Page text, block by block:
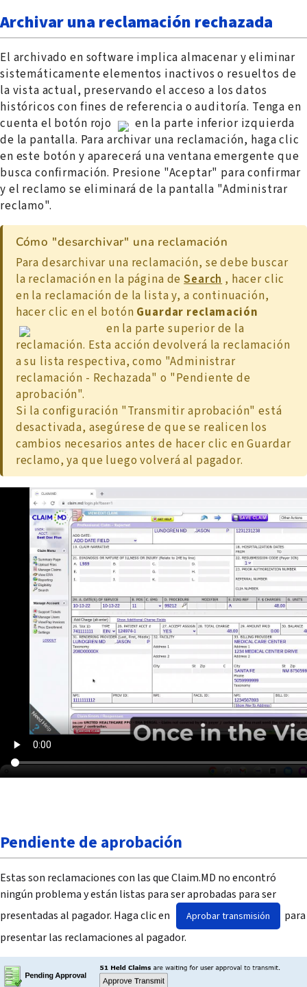
Archivar una reclamación rechazada
El archivado en software implica almacenar y eliminar
sistemáticamente elementos inactivos o resueltos de
la vista actual, preservando el acceso a los datos
históricos con fines de referencia o auditoría. Tenga en
cuenta el botón rojo
en la parte inferior izquierda
de la pantalla. Para archivar una reclamación, haga clic
en este botón y aparecerá una ventana emergente que
busca confirmación. Presione "Aceptar" para confirmar
y el reclamo se eliminará de la pantalla "Administrar
reclamo".
Cómo "desarchivar" una reclamación
Para desarchivar una reclamación, se debe buscar
la reclamación en la página deSearch, hacer clic
en la reclamación de la lista y, a continuación,
hacer clic en el botón Guardar reclamación
en la parte superior de la
reclamación. Esta acción devolverá la reclamación
a su lista respectiva, como "Administrar
reclamación - Rechazada" o "Pendiente de
aprobación".
Si la configuración "Transmitir aprobación" está
desactivada, asegúrese de que se realicen los
cambios necesarios antes de hacer clic en Guardar
reclamo, ya que luego volverá al pagador.
Pendiente de aprobación
Estas son reclamaciones con las que Claim.MD no encontró
ningún problema y están listas para ser aprobadas para ser
presentadas al pagador. Haga clic en
Aprobar transmisión
para
presentar las reclamaciones al pagador.